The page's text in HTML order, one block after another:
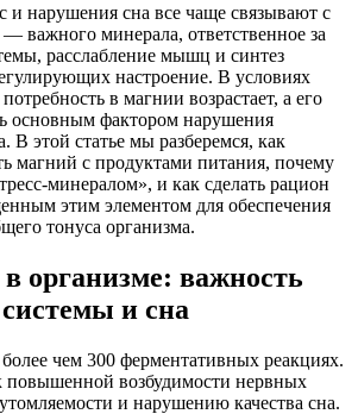
и нарушения сна все чаще связывают с
важного минерала, ответственное за
расслабление мышц и синтез
настроение. В условиях
в магнии возрастает, а его
основным фактором нарушения
В этой статье мы разберемся, как
магний с продуктами питания, почему
минералом», и как сделать рацион
этим элементом для обеспечения
тонуса организма.
организме: важность
и сна
чем 300 ферментативных реакциях.
повышенной возбудимости нервных
и нарушению качества сна.